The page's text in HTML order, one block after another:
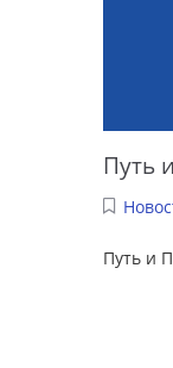
Путь
Путь и